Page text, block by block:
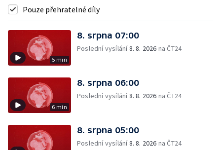
Pouze přehratelné díly
5 min
8. srpna 07:00
Poslední vysílání8. 8. 2026 na ČT24
6 min
8. srpna 06:00
Poslední vysílání8. 8. 2026 na ČT24
8. srpna 05:00
Poslední vysílání8. 8. 2026 na ČT24